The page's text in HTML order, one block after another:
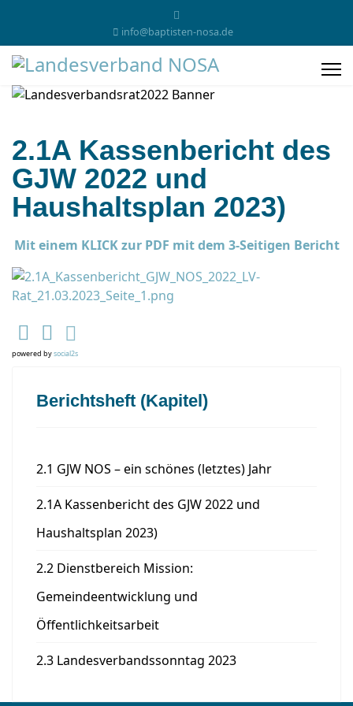
info@baptisten-nosa.de
2.1A Kassenbericht des
GJW 2022 und
Haushaltsplan 2023)
Mit einem KLICK zur PDF mit dem 3-Seitigen Bericht
powered bysocial2s
Berichtsheft (Kapitel)
2.1 GJW NOS – ein schönes (letztes) Jahr
2.1A Kassenbericht des GJW 2022 und
Haushaltsplan 2023)
2.2 Dienstbereich Mission:
Gemeindeentwicklung und
Öffentlichkeitsarbeit
2.3 Landesverbandssonntag 2023